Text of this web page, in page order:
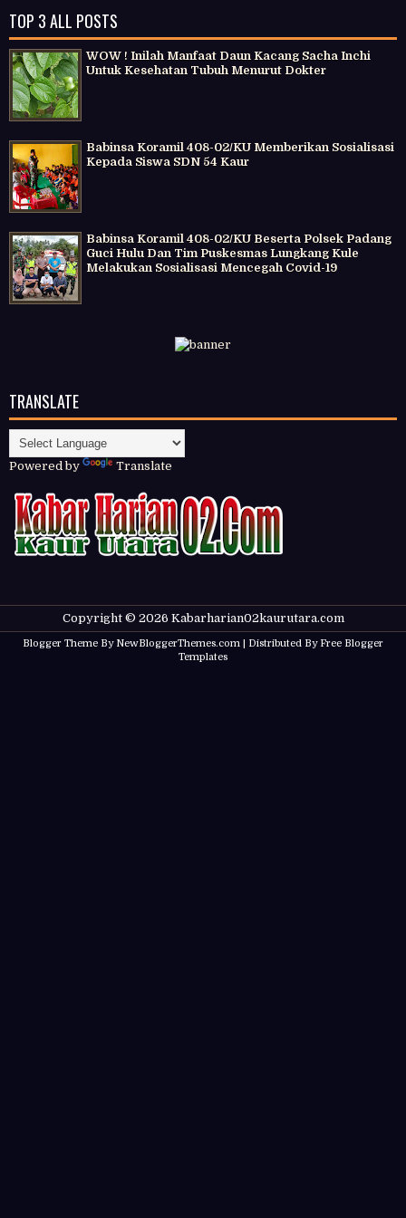
TOP 3 ALL POSTS
WOW ! Inilah Manfaat Daun Kacang Sacha Inchi
Untuk Kesehatan Tubuh Menurut Dokter
Babinsa Koramil 408-02/KU Memberikan Sosialisasi
Kepada Siswa SDN 54 Kaur
Babinsa Koramil 408-02/KU Beserta Polsek Padang
Guci Hulu Dan Tim Puskesmas Lungkang Kule
Melakukan Sosialisasi Mencegah Covid-19
TRANSLATE
Powered by Translate
Copyright © 2026 Kabarharian02kaurutara.com
Blogger Theme By NewBloggerThemes.com | Distributed ByFree Blogger
Templates